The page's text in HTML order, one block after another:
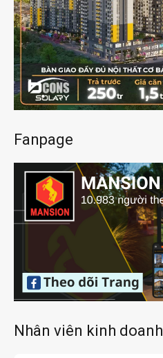
Fanpage
Nhân viên kinh doanh